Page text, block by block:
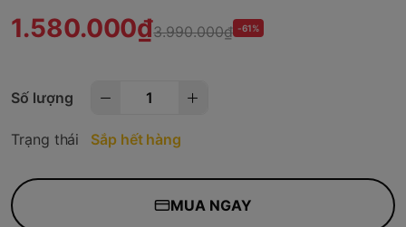
1.580.000₫3.990.000₫ -61%
Số lượng
Trạng thái Sắp hết hàng
MUA NGAY